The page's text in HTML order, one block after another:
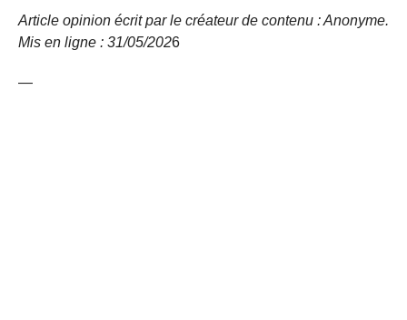
Article opinion écrit par le créateur de contenu : Anonyme.
Mis en ligne : 31/05/2026
—